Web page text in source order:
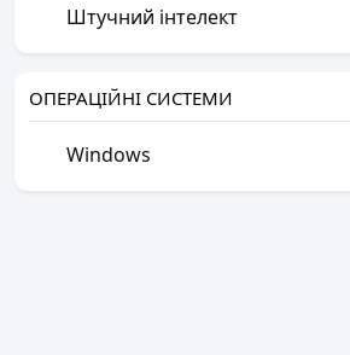
Штучний інтелект
ОПЕРАЦІЙНІ СИСТЕМИ
Windows